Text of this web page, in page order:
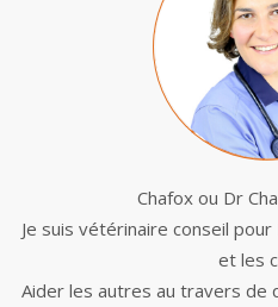
Chafox ou Dr
Je suis vétérinaire conseil
et les
Aider les autres au travers de